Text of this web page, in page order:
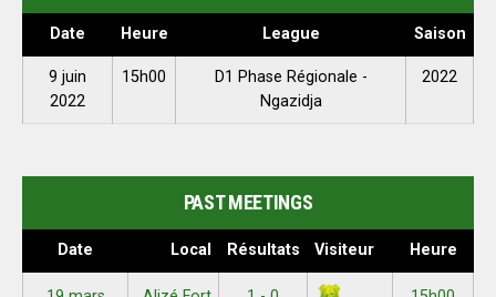
Date Heure League Saison
9 juin
2022
15h00
D1 Phase Régionale -
Ngazidja
2022
PAST MEETINGS
Date Local Résultats Visiteur Heure